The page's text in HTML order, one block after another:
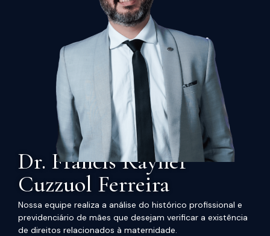
Dr. Francis Rayner
Cuzzuol Ferreira
Nossa equipe realiza a análise do histórico profissional e
previdenciário de mães que desejam verificar a existência
de direitos relacionados à maternidade.